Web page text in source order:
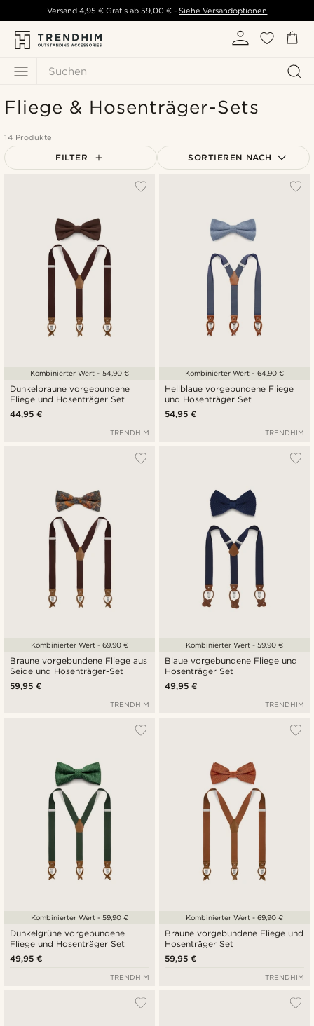
Suchen
Versand 4,95 € Gratis ab59,00 € - Siehe Versandoptionen
Fliege & Hosenträger-Sets
14 Produkte
FILTER SORTIEREN NACH
Niedrigster Preis
Höchster Preis
Dunkelbraune vorgebundene
Fliege und Hosenträger Set
44,95 €
Kombinierter Wert - 54,90 €
TRENDHIM
Hellblaue vorgebundene Fliege
und Hosenträger Set
54,95 €
Kombinierter Wert - 64,90 €
TRENDHIM
Braune vorgebundene Fliege aus
Seide und Hosenträger-Set
59,95 €
Kombinierter Wert - 69,90 €
TRENDHIM
Blaue vorgebundene Fliege und
Hosenträger Set
49,95 €
Kombinierter Wert - 59,90 €
TRENDHIM
Dunkelgrüne vorgebundene
Fliege und Hosenträger Set
49,95 €
Kombinierter Wert - 59,90 €
TRENDHIM
Braune vorgebundene Fliege und
Hosenträger Set
59,95 €
Kombinierter Wert - 69,90 €
TRENDHIM